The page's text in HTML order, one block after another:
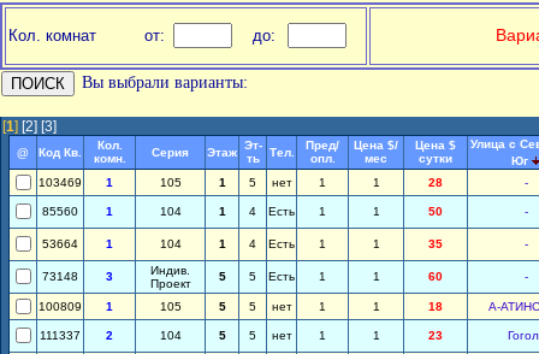
Кол. комнат от: до:
Вы выбрали варианты:
[1] [2] [3]
@ Код Кв.
Кол.
комн.
Серия Этаж
Эт-
ть
Тел.
Пред/
опл.
Цена $/
мес
Цена $
сутки
Улица с
Юг
103469
1 105 1 5 нет 1 1 28 -
85560 1 104 1 4 Есть 1 1 50 -
53664 1 104 1 4 Есть 1 1 35 -
73148 3
Индив.
Проект
5 5 Есть 1 1 60 -
100809 1 105 5 5 нет 1 1 18 А-
111337 2 104 5 5 нет 1 1 23